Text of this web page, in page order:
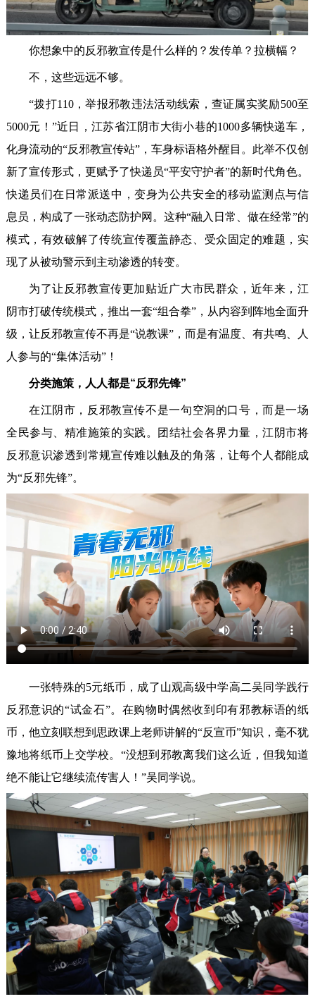
你想象中的反邪教宣传是什么样的？发传单？拉横幅？
不，这些远远不够。
“拨打110，举报邪教违法活动线索，查证属实奖励500至
5000元！”近日，江苏省江阴市大街小巷的1000多辆快递车，
化身流动的“反邪教宣传站”，车身标语格外醒目。此举不仅创
新了宣传形式，更赋予了快递员“平安守护者”的新时代角色。
快递员们在日常派送中，变身为公共安全的移动监测点与信
息员，构成了一张动态防护网。这种“融入日常、做在经常”的
模式，有效破解了传统宣传覆盖静态、受众固定的难题，实
现了从被动警示到主动渗透的转变。
为了让反邪教宣传更加贴近广大市民群众，近年来，江
阴市打破传统模式，推出一套“组合拳”，从内容到阵地全面升
级，让反邪教宣传不再是“说教课”，而是有温度、有共鸣、人
人参与的“集体活动”！
分类施策，人人都是“反邪先锋”
在江阴市，反邪教宣传不是一句空洞的口号，而是一场
全民参与、精准施策的实践。团结社会各界力量，江阴市将
反邪意识渗透到常规宣传难以触及的角落，让每个人都能成
为“反邪先锋”。
一张特殊的5元纸币，成了山观高级中学高二吴同学践行
反邪意识的“试金石”。在购物时偶然收到印有邪教标语的纸
币，他立刻联想到思政课上老师讲解的“反宣币”知识，毫不犹
豫地将纸币上交学校。“没想到邪教离我们这么近，但我知道
绝不能让它继续流传害人！”吴同学说。